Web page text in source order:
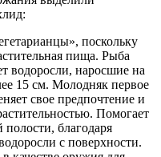
поскольку
пища. Рыба
водоросли, наросшие на
15 см. Молодняк первое
свое предпочтение и
Помогает
полости, благодаря
с поверхности.